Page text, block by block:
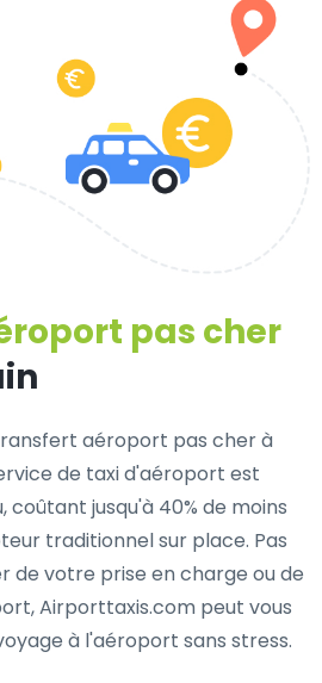
pas cher
aéroport pas cher à
de taxi d'aéroport est
coûtant jusqu'à 40% de moins
traditionnel sur place. Pas
de votre prise en charge ou de
Airporttaxis.com peut vous
à l'aéroport sans stress.